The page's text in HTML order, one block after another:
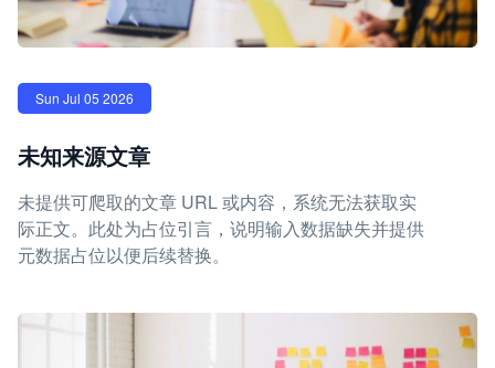
Sun Jul 05 2026
未知来源文章
未提供可爬取的文章 URL 或内容，系统无法获取实
际正文。此处为占位引言，说明输入数据缺失并提供
元数据占位以便后续替换。